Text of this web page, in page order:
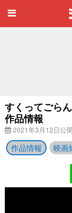
すくってごら
作品情報
2021年3月12日公
作品情報 映画